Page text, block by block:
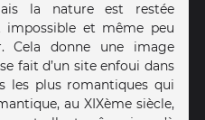
la nature est restée
et même peu
Cela donne une image
fait d’un site enfoui dans
les plus romantiques qui
au XIXème siècle,